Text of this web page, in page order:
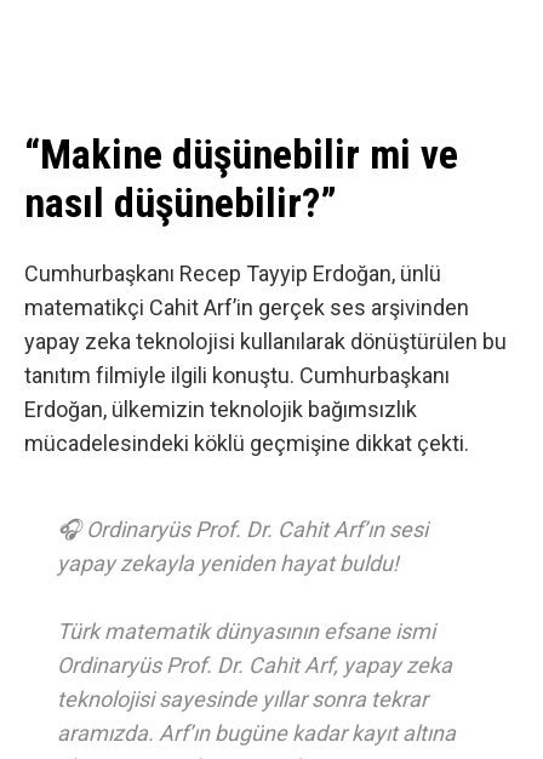
“Makine düşünebilir mi ve
nasıl düşünebilir?”
Cumhurbaşkanı Recep Tayyip Erdoğan, ünlü
matematikçi Cahit Arf’in gerçek ses arşivinden
yapay zeka teknolojisi kullanılarak dönüştürülen bu
tanıtım filmiyle ilgili konuştu. Cumhurbaşkanı
Erdoğan, ülkemizin teknolojik bağımsızlık
mücadelesindeki köklü geçmişine dikkat çekti.
🎧 Ordinaryüs Prof. Dr. Cahit Arf’ın sesi
yapay zekayla yeniden hayat buldu!
Türk matematik dünyasının efsane ismi
Ordinaryüs Prof. Dr. Cahit Arf, yapay zeka
teknolojisi sayesinde yıllar sonra tekrar
aramızda. Arf’ın bugüne kadar kayıt altına